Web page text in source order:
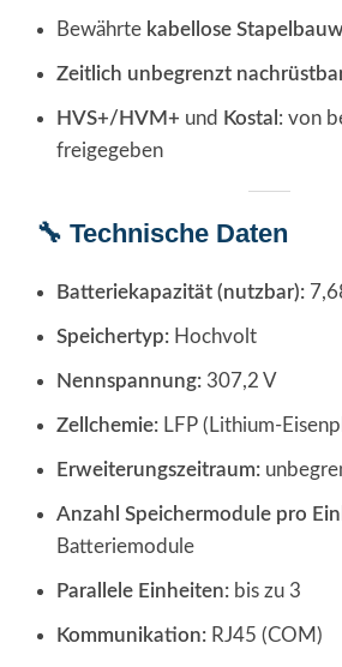
Bewährte kabellose
Zeitlich unbegrenzt
HVS+/HVM+ und Kostal : von
freigegeben
🔧 Technische Daten
Batteriekapazität (nutzbar):
Speichertyp: Hochvolt
Nennspannung: 307,2 V
Zellchemie: LFP (Lithium-
Erweiterungszeitraum:
Anzahl Speichermodule pro
Batteriemodule
Parallele Einheiten: bis zu 3
Kommunikation: RJ45 (COM)